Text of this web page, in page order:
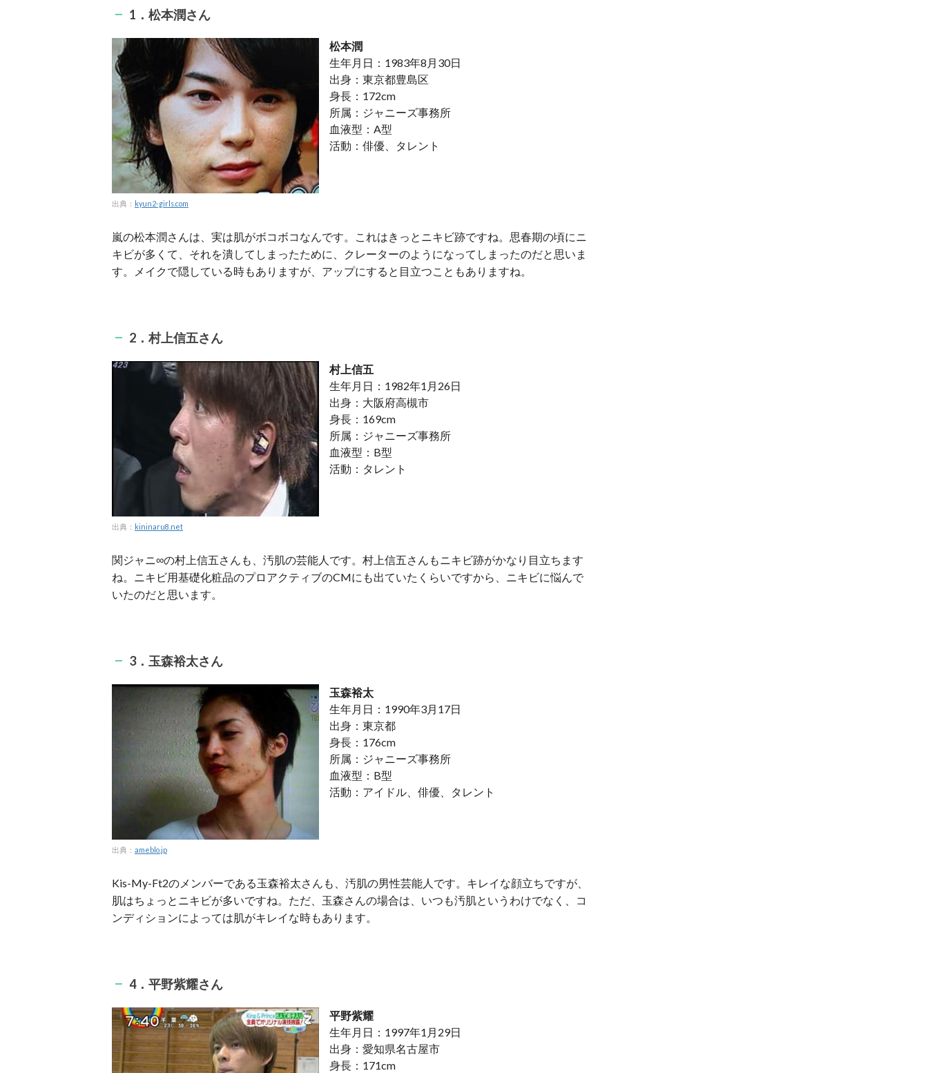
1．松本潤さん
出典： kyun2-girls.com
松本潤
生年月日：1983年8月30日
出身：東京都豊島区
身長：172cm
所属：ジャニーズ事務所
血液型：A型
活動：俳優、タレント
嵐の松本潤さんは、実は肌がボコボコなんです。これはきっとニキビ跡ですね。思春期の頃にニ
キビが多くて、それを潰してしまったために、クレーターのようになってしまったのだと思いま
す。メイクで隠している時もありますが、アップにすると目立つこともありますね。
2．村上信五さん
出典： kininaru8.net
村上信五
生年月日：1982年1月26日
出身：大阪府高槻市
身長：169cm
所属：ジャニーズ事務所
血液型：B型
活動：タレント
関ジャニ∞の村上信五さんも、汚肌の芸能人です。村上信五さんもニキビ跡がかなり目立ちます
ね。ニキビ用基礎化粧品のプロアクティブのCMにも出ていたくらいですから、ニキビに悩んで
いたのだと思います。
3．玉森裕太さん
出典： ameblo.jp
玉森裕太
生年月日：1990年3月17日
出身：東京都
身長：176cm
所属：ジャニーズ事務所
血液型：B型
活動：アイドル、俳優、タレント
Kis-My-Ft2のメンバーである玉森裕太さんも、汚肌の男性芸能人です。キレイな顔立ちですが、
肌はちょっとニキビが多いですね。ただ、玉森さんの場合は、いつも汚肌というわけでなく、コ
ンディションによっては肌がキレイな時もあります。
4．平野紫耀さん
平野紫耀
生年月日：1997年1月29日
出身：愛知県名古屋市
身長：171cm